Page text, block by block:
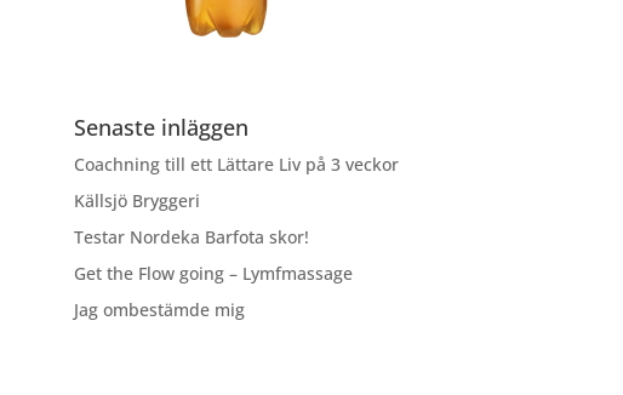
Senaste inläggen
Coachning till ett Lättare Liv på 3 veckor
Källsjö Bryggeri
Testar Nordeka Barfota skor!
Get the Flow going – Lymfmassage
Jag ombestämde mig